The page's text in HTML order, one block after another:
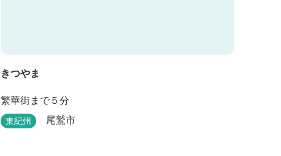
きつやま
繁華街まで５分
東紀州 尾鷲市